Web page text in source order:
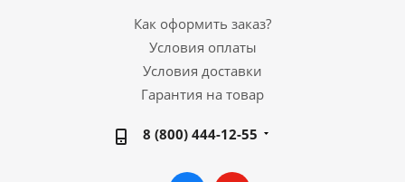
Как оформить заказ?
Условия оплаты
Условия доставки
Гарантия на товар
8 (800) 444-12-55